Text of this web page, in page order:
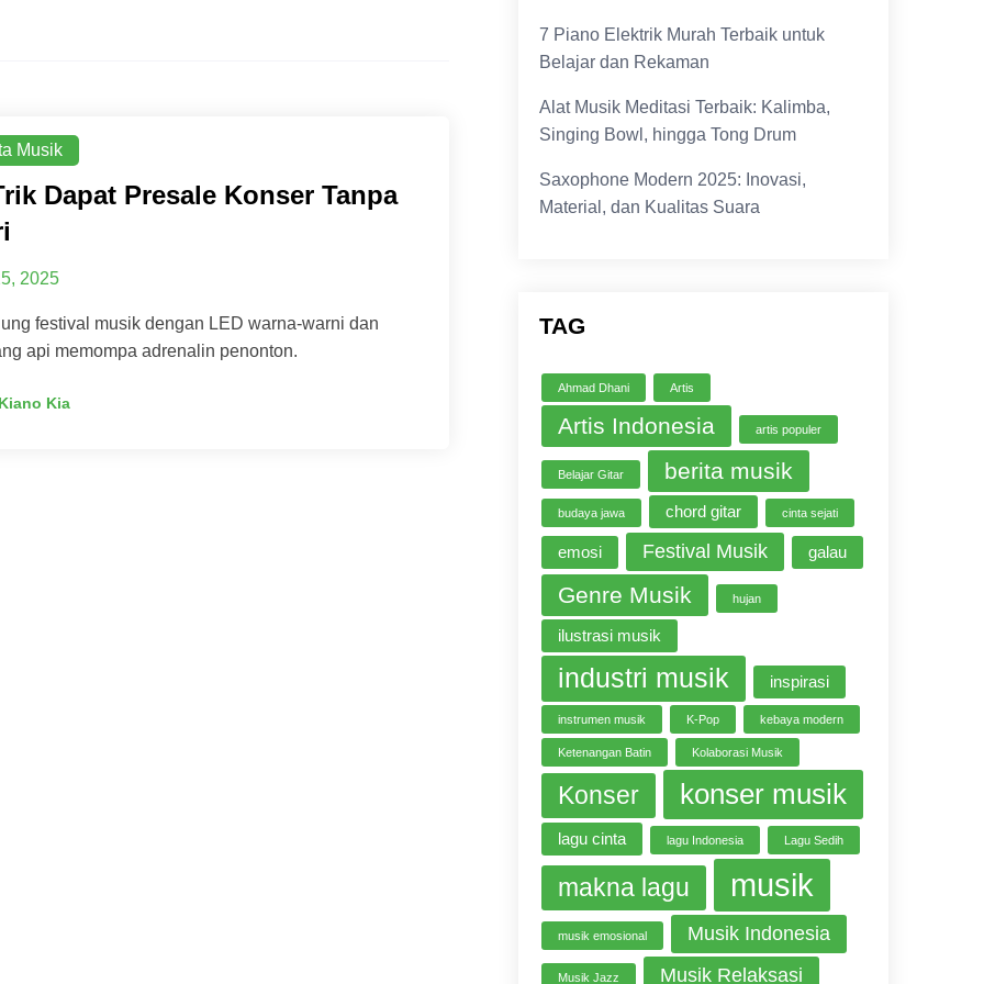
Musik
Dapat Presale Konser Tanpa
2025
festival musik dengan LED warna-warni dan
api memompa adrenalin penonton.
Kia
7 Piano Elektrik Murah Terbaik untuk
Belajar dan Rekaman
Alat Musik Meditasi Terbaik: Kalimba,
Singing Bowl, hingga Tong Drum
Saxophone Modern 2025: Inovasi,
Material, dan Kualitas Suara
TAG
Ahmad Dhani Artis
Artis Indonesia artis populer
Belajar Gitar berita musik
budaya jawa chord gitar cinta sejati
emosi Festival Musik galau
Genre Musik hujan
ilustrasi musik
industri musik inspirasi
instrumen musik K-Pop kebaya modern
Ketenangan Batin Kolaborasi Musik
Konser konser musik
lagu cinta lagu Indonesia Lagu Sedih
makna lagu musik
musik emosional Musik Indonesia
Musik Jazz Musik Relaksasi